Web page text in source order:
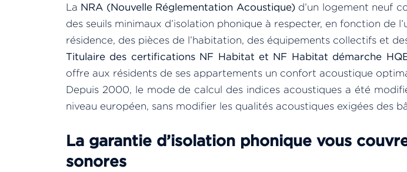
La NRA (Nouvelle Réglementation Acoustique)d’un logement neuf
des seuils minimaux d’isolation phonique à respecter, en fonction de
résidence, des pièces de l’habitation, des équipements collectifs et
Titulaire des certifications NF Habitat et NF Habitat démarche
offre aux résidents de ses appartements un confort acoustique
Depuis 2000, le mode de calcul des indices acoustiques a été
niveau européen, sans modifier les qualités acoustiques exigées des
La garantie d’isolation phonique vous
sonores